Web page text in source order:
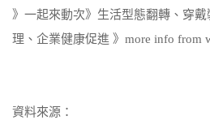
》一起來動次》生活型態翻轉、穿
理、企業健康促進 》more info from
資料來源：